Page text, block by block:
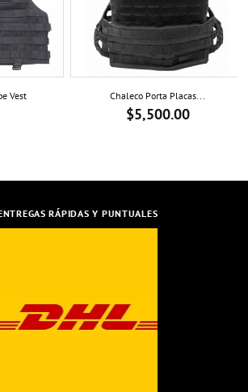
Vest
Chaleco Porta Placas...
Precio
$5,500.00
RÁPIDAS Y PUNTUALES